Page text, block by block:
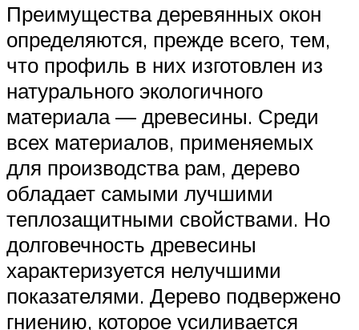
Преимущества деревянных окон
определяются, прежде всего, тем,
что профиль в них изготовлен из
натурального экологичного
материала — древесины. Среди
всех материалов, применяемых
для производства рам, дерево
обладает самыми лучшими
теплозащитными свойствами. Но
долговечность древесины
характеризуется нелучшими
показателями. Дерево подвержено
гниению, которое усиливается